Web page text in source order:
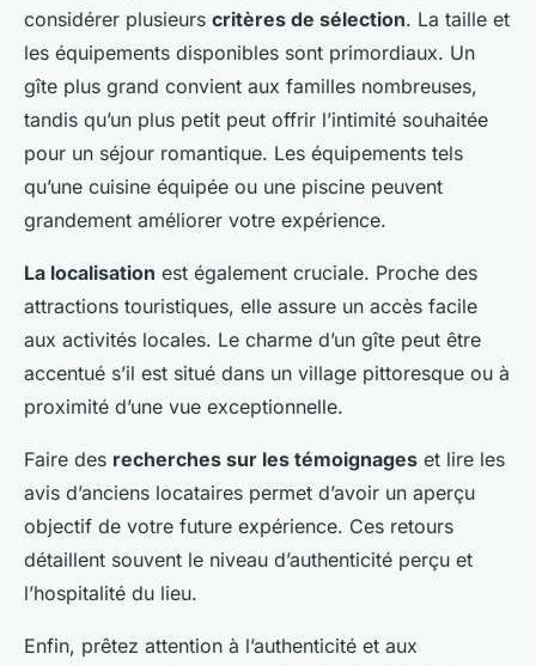
considérer plusieurs critères de sélection. La taille et
les équipements disponibles sont primordiaux. Un
gîte plus grand convient aux familles nombreuses,
tandis qu’un plus petit peut offrir l’intimité souhaitée
pour un séjour romantique. Les équipements tels
qu’une cuisine équipée ou une piscine peuvent
grandement améliorer votre expérience.
La localisation est également cruciale. Proche des
attractions touristiques, elle assure un accès facile
aux activités locales. Le charme d’un gîte peut être
accentué s’il est situé dans un village pittoresque ou à
proximité d’une vue exceptionnelle.
Faire des recherches sur les témoignages et lire les
avis d’anciens locataires permet d’avoir un aperçu
objectif de votre future expérience. Ces retours
détaillent souvent le niveau d’authenticité perçu et
l’hospitalité du lieu.
Enfin, prêtez attention à l’authenticité et aux